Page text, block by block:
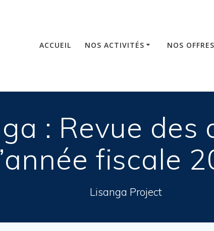
ACCUEIL NOS ACTIVITÉS NOS OFFRES
: Revue des
fiscale
Lisanga Project